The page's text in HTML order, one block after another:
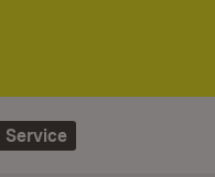
Service